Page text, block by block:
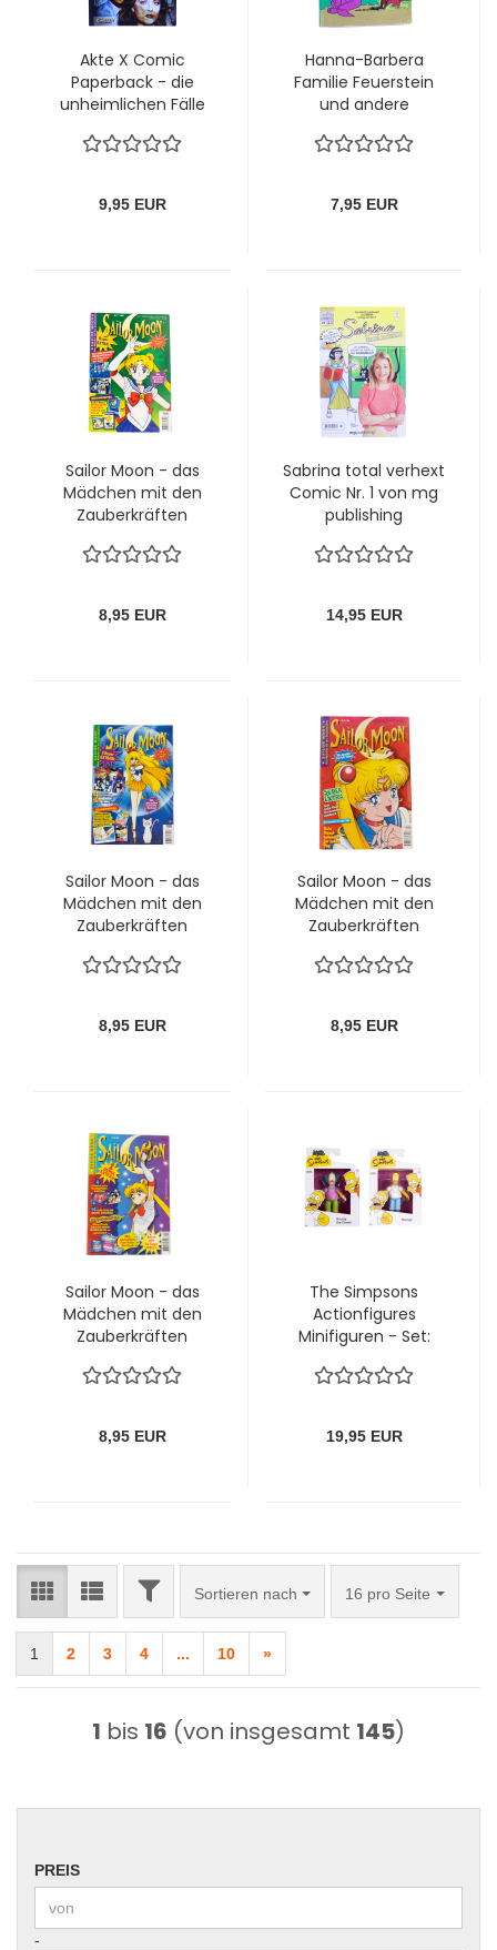
Akte X Comic
Paperback - die
unheimlichen Fälle
nicht allein
9,95 EUR
Hanna-Barbera
Familie Feuerstein
und andere
Nr. 40: Freiheit oder
7,95 EUR
Sailor Moon - das
Mädchen mit den
Zauberkräften
8,95 EUR
Sabrina total verhext
Comic Nr. 1 von mg
publishing
14,95 EUR
Sailor Moon - das
Mädchen mit den
Zauberkräften
8,95 EUR
Sailor Moon - das
Mädchen mit den
Zauberkräften
8,95 EUR
Sailor Moon - das
Mädchen mit den
Zauberkräften
8,95 EUR
The Simpsons
Actionfigures
Minifiguren - Set:
Krusty der Clown
19,95 EUR
FILTERSortieren nach
Sortieren nach 16 pro Seite
pro Seite
1 2 3 4 ... 10 »
1 bis 16 (von insgesamt 145)
PREIS
PREIS
Preis bis
-